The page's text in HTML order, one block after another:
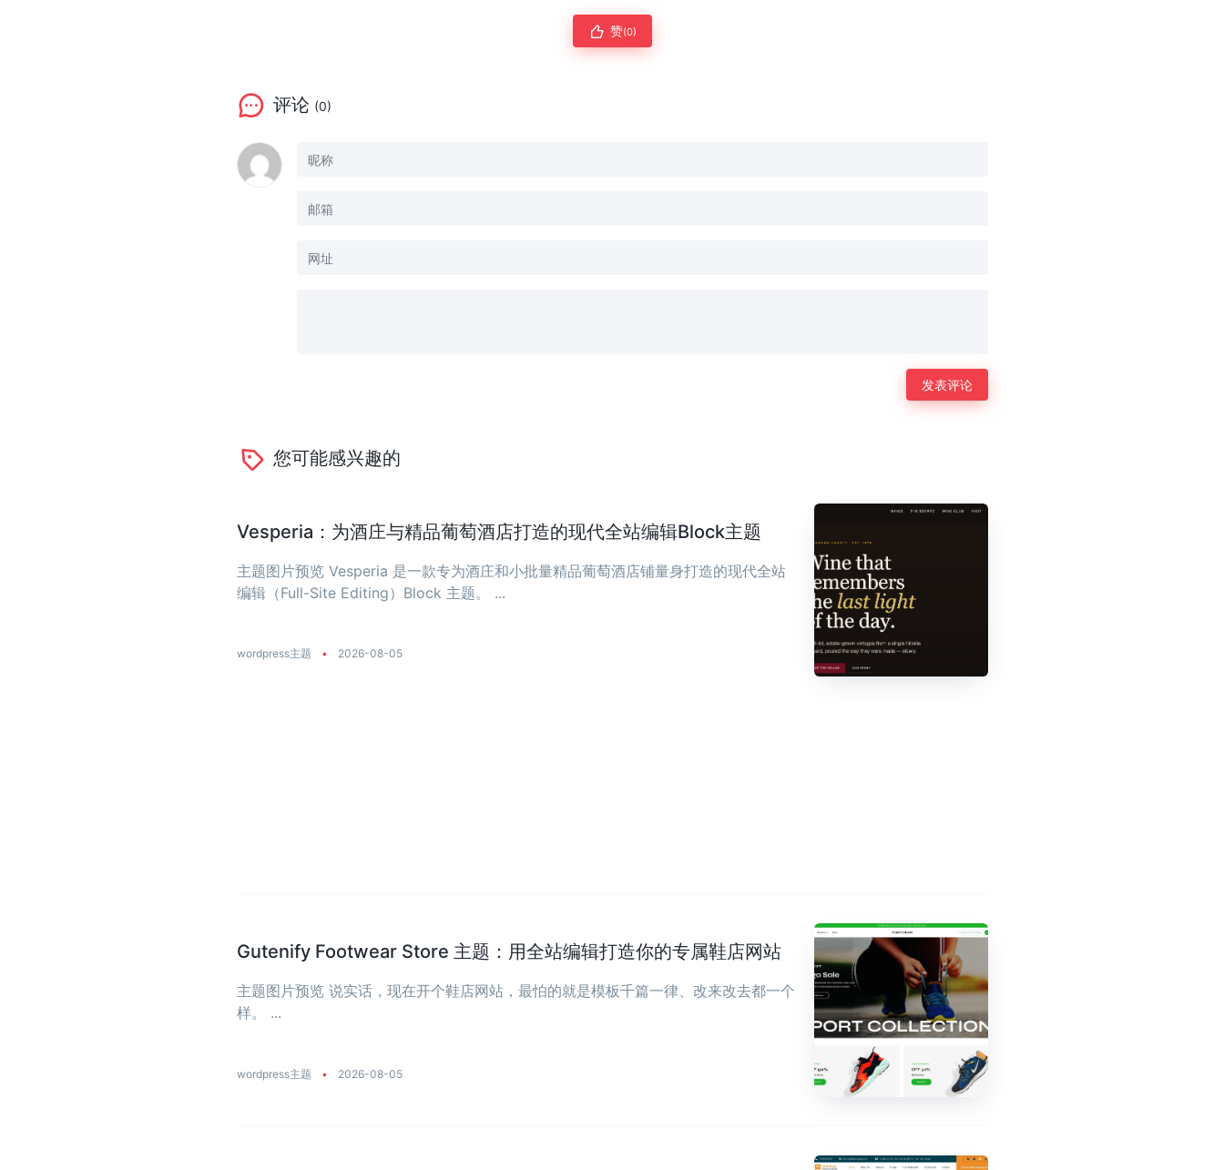
赞(0)
评论 (0)
您可能感兴趣的
Vesperia：为酒庄与精品葡萄酒店打造的现代全站编辑Block主题
主题图片预览 Vesperia 是一款专为酒庄和小批量精品葡萄酒店铺量身打造的现代全站
编辑（Full-Site Editing）Block 主题。 ...
wordpress主题 • 2026-08-05
Gutenify Footwear Store 主题：用全站编辑打造你的专属鞋店网站
主题图片预览 说实话，现在开个鞋店网站，最怕的就是模板千篇一律、改来改去都一个
样。 ...
wordpress主题 • 2026-08-05